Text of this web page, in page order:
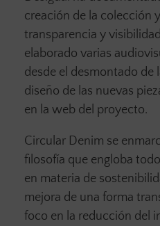
creación de la colección
transparencia y
elaborado varias
desde el desmontado de
diseño de las nuevas
en la web del proyecto.
Circular Denim se
filosofía que engloba
en materia de
mejora de una forma
foco en la reducción del